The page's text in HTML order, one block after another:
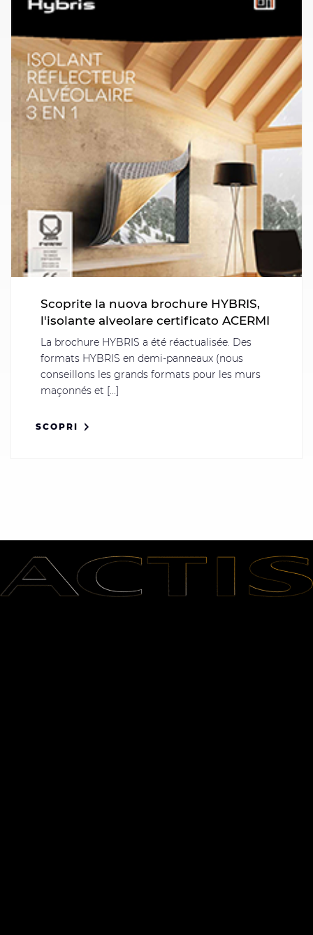
Scoprite la nuova brochure HYBRIS,
l'isolante alveolare certificato ACERMI
La brochure HYBRIS a été réactualisée. Des
formats HYBRIS en demi-panneaux (nous
conseillons les grands formats pour les murs
maçonnés et [...]
SCOPRI